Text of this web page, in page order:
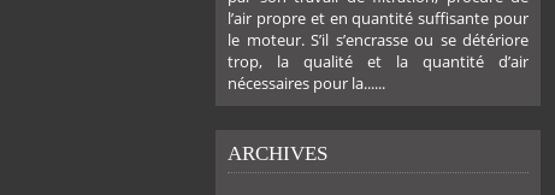
l’air propre et en quantité suffisante pour
le moteur. S’il s’encrasse ou se détériore
trop, la qualité et la quantité d’air
nécessaires pour la......
ARCHIVES